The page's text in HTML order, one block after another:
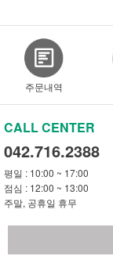
주문내역
CALL CENTER
042.716.2388
평일 : 10:00 ~ 17:00
점심 : 12:00 ~ 13:00
주말, 공휴일 휴무